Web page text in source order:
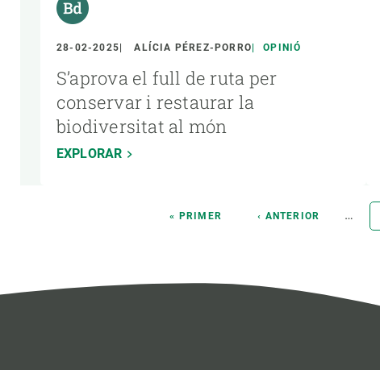
28-02-2025 ALÍCIA PÉREZ-PORRO OPINIÓ
S’aprova el full de ruta per
conservar i restaurar la
biodiversitat al món
EXPLORAR
PRIMERA
« PRIMER
PÀGINA
‹ ANTERIOR …